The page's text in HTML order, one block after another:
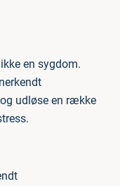
en sygdom.
udløse en række